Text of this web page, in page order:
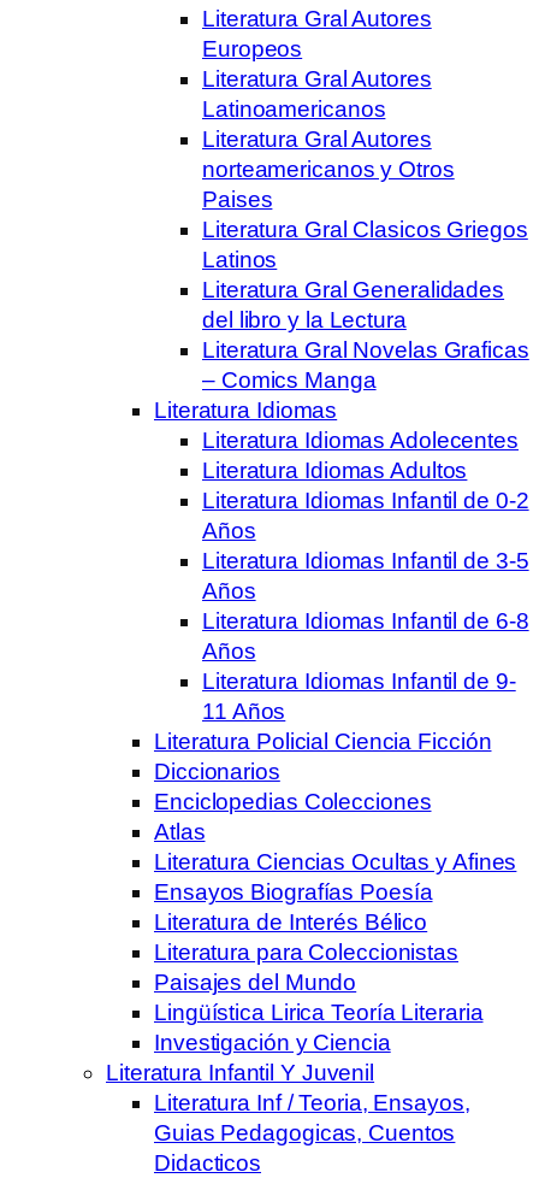
Literatura Gral Autores
Europeos
Literatura Gral Autores
Latinoamericanos
Literatura Gral Autores
norteamericanos y Otros
Paises
Literatura Gral Clasicos Griegos
Latinos
Literatura Gral Generalidades
del libro y la Lectura
Literatura Gral Novelas Graficas
– Comics Manga
Literatura Idiomas
Literatura Idiomas Adolecentes
Literatura Idiomas Adultos
Literatura Idiomas Infantil de 0-2
Años
Literatura Idiomas Infantil de 3-5
Años
Literatura Idiomas Infantil de 6-8
Años
Literatura Idiomas Infantil de 9-
11 Años
Literatura Policial Ciencia Ficción
Diccionarios
Enciclopedias Colecciones
Atlas
Literatura Ciencias Ocultas y Afines
Ensayos Biografías Poesía
Literatura de Interés Bélico
Literatura para Coleccionistas
Paisajes del Mundo
Lingüística Lirica Teoría Literaria
Investigación y Ciencia
Literatura Infantil Y Juvenil
Literatura Inf / Teoria, Ensayos,
Guias Pedagogicas, Cuentos
Didacticos